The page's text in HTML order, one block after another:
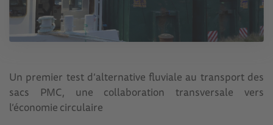
Un premier test d’alternative fluviale au transport des
sacs PMC, une collaboration transversale vers
l’économie circulaire